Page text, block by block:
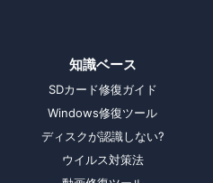
知識ベース
SDカード修復ガイド
Windows修復ツール
ディスクが認識しない?
ウイルス対策法